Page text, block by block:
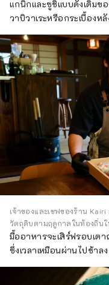
แกนิกและซูชิแบบดั้งเดิมข
วาบิวาเระหรือกระเบื้อง
เจ้าของและเชฟของร้าน
วัตถุดิบตามฤดูกาลในท้องถิ่นใ
มื้ออาหารจะเสิร์ฟรอบเต
ซึ่งเวลาเหมือนผ่านไปช้าลง